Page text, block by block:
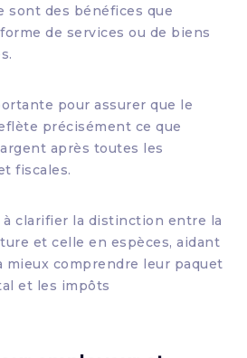
sont des bénéfices que
de services ou de biens
pour assurer que le
précisément ce que
après toutes les
fiscales.
à clarifier la distinction entre la
et celle en espèces, aidant
mieux comprendre leur paquet
et les impôts